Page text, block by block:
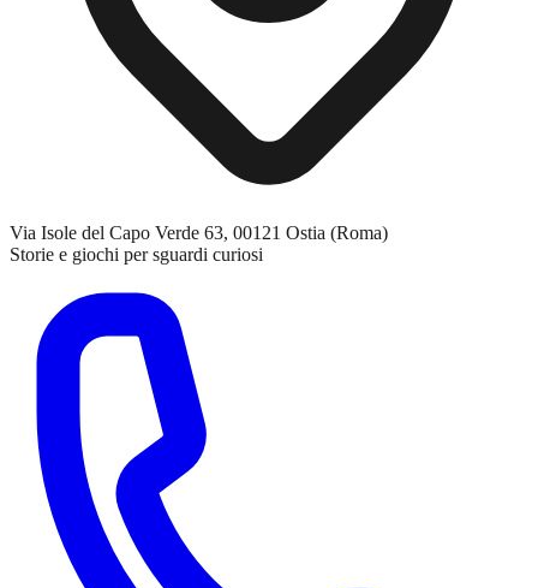
Via Isole del Capo Verde 63, 00121 Ostia (Roma)
Storie e giochi per sguardi curiosi